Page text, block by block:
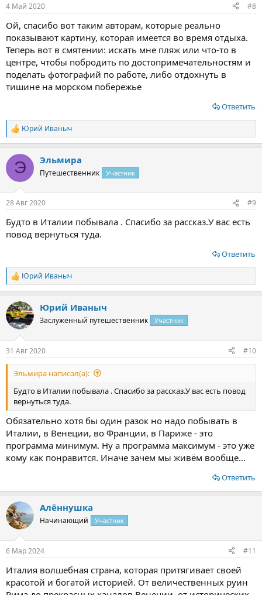
4 Май 2020 #8
Ой, спасибо вот таким авторам, которые реально
показывают картину, которая имеется во время отдыха.
Теперь вот в смятении: искать мне пляж или что-то в
центре, чтобы побродить по достопримечательностям и
поделать фотографий по работе, либо отдохнуть в
тишине на морском побережье
Ответить
Р
е
к
и
Юрий Иваныч
Э Эльмира
Путешественник Участник
28 Авг 2020 #9
Будто в Италии побывала . Спасибо за рассказ.У вас есть
повод вернуться туда.
Ответить
Р
е
к
ц
и
Юрий Иваныч
Юрий Иваныч
Заслуженный путешественник Участник
31 Авг 2020 #10
Эльмира написал(а):
Будто в Италии побывала . Спасибо за рассказ.У вас есть повод
вернуться туда.
Обязательно хотя бы один разок но надо побывать в
Италии, в Венеции, во Франции, в Париже - это
программа минимум. Ну а программа максимум - это уже
кому как понравится. Иначе зачем мы живём вообще...
Ответить
Алённушка
Начинающий Участник
6 Мар 2024 #11
Италия волшебная страна, которая притягивает своей
красотой и богатой историей. От величественных руин